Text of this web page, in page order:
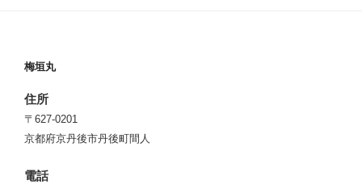
梅垣丸
住所
〒627-0201
京都府京丹後市丹後町間人
電話